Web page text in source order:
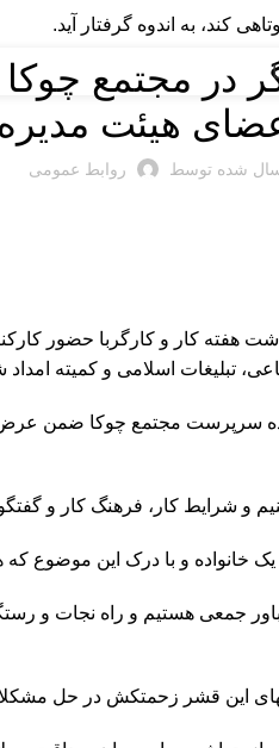
اخبار شرکت
در مجتمع
هیئت مدیره
شده توسط روابط عمومی
مجتمع چوکا، صبح امروز چهارشنبه 10/2/1404
تبلیغات اسلامی و کمیته
سرپرست مجتمع چوکا ضمن
و شرایط کار، فرهنگ کار و
و با درک این موضوع که
جمعی هستیم و راه نجات و
این قشر زحمتکش در حل